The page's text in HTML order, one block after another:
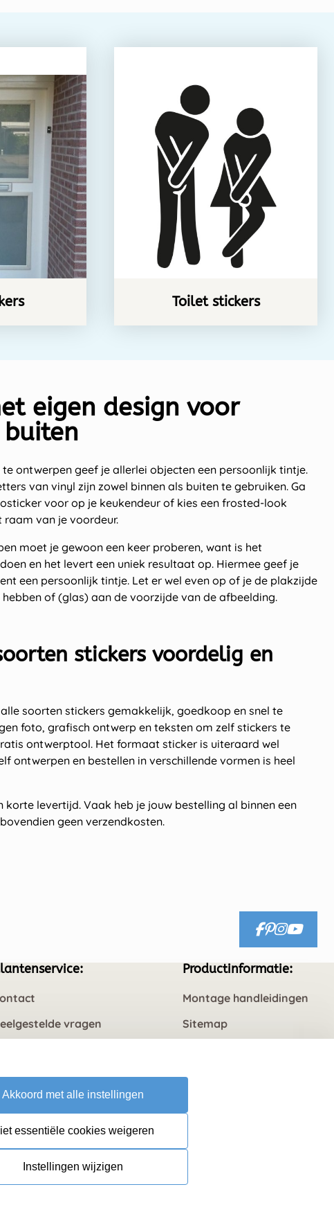
Toilet stickers
eigen design voor
buiten
ontwerpen geef je allerlei objecten een persoonlijk tintje.
van vinyl zijn zowel binnen als buiten te gebruiken. Ga
voor op je keukendeur of kies een frosted-look
van je voordeur.
moet je gewoon een keer proberen, want is het
en het levert een uniek resultaat op. Hiermee geef je
een persoonlijk tintje. Let er wel even op of je de plakzijde
of (glas) aan de voorzijde van de afbeelding.
stickers voordelig en
soorten stickers gemakkelijk, goedkoop en snel te
foto, grafisch ontwerp en teksten om zelf stickers te
ontwerptool. Het formaat sticker is uiteraard wel
ontwerpen en bestellen in verschillende vormen is heel
korte levertijd. Vaak heb je jouw bestelling al binnen een
geen verzendkosten.
vragen
Productinformatie:
Montage handleidingen
Sitemap
Akkoord met alle instellingen
essentiële cookies weigeren
Instellingen wijzigen